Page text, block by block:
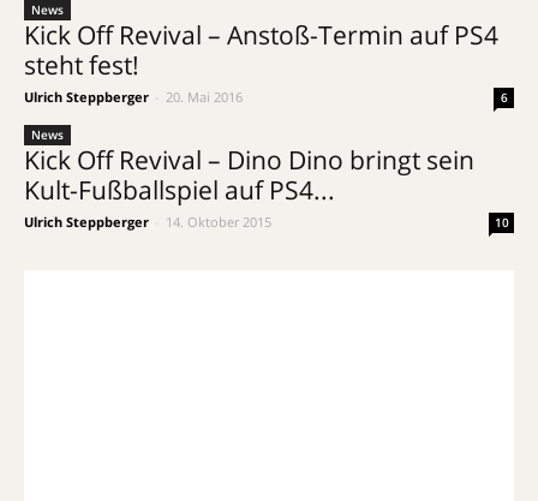
News
Kick Off Revival – Anstoß-Termin auf PS4
steht fest!
Ulrich Steppberger 20. Mai 2016 6
News
Kick Off Revival – Dino Dino bringt sein
Kult-Fußballspiel auf PS4...
Ulrich Steppberger 14. Oktober 2015 10